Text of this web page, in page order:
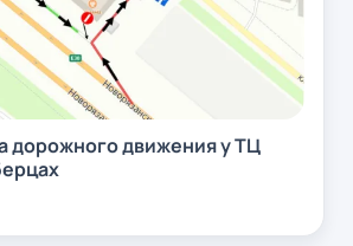
дорожного движения у ТЦ